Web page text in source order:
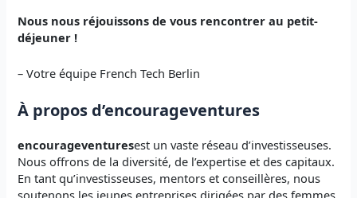
Nous nous réjouissons de vous rencontrer au petit-
déjeuner !
– Votre équipe French Tech Berlin
À propos d’encourageventures
encourageventuresest un vaste réseau d’investisseuses.
Nous offrons de la diversité, de l’expertise et des capitaux.
En tant qu’investisseuses, mentors et conseillères, nous
soutenons les jeunes entreprises dirigées par des femmes